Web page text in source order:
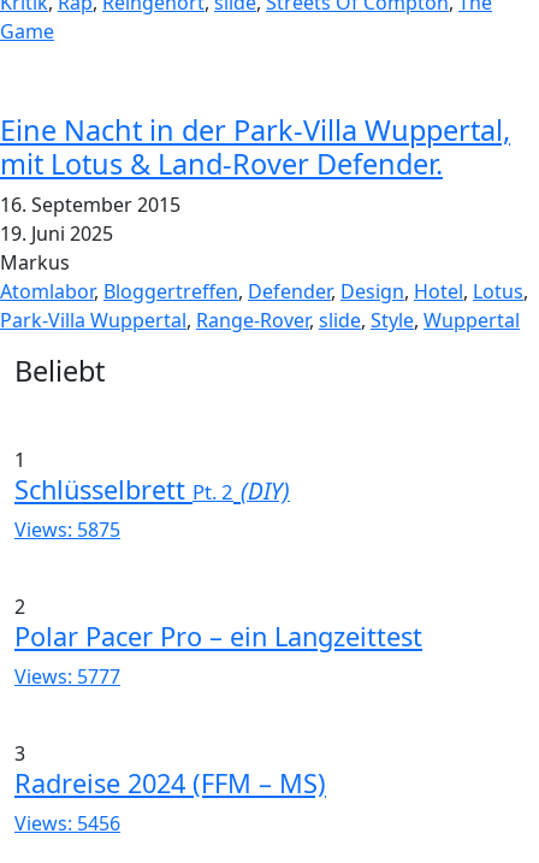
Game
Eine Nacht in der Park-Villa Wuppertal,
mit Lotus & Land-Rover Defender.
16. September 2015
19. Juni 2025
Markus
Atomlabor, Bloggertreffen, Defender, Design, Hotel, Lotus,
Park-Villa Wuppertal, Range-Rover, slide, Style, Wuppertal
Widgets
Beliebt
1
Schlüsselbrett Pt. 2 (DIY)
Views: 5875
2
Polar Pacer Pro – ein Langzeittest
Views: 5777
3
Radreise 2024 (FFM – MS)
Views: 5456